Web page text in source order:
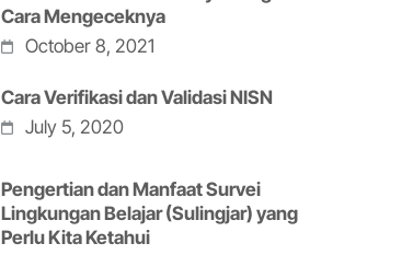
Cara Mengeceknya
October 8, 2021
Cara Verifikasi dan Validasi NISN
July 5, 2020
Pengertian dan Manfaat Survei
Lingkungan Belajar (Sulingjar) yang
Perlu Kita Ketahui